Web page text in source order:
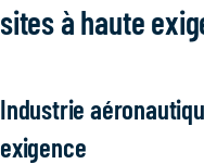
sites à haute
Industrie
exigence